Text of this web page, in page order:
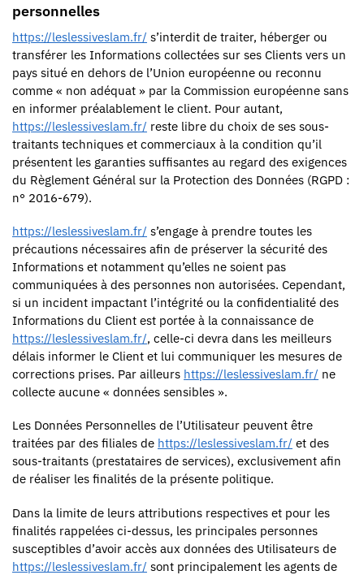
personnelles
https://leslessiveslam.fr/ s’interdit de traiter, héberger ou
transférer les Informations collectées sur ses Clients vers un
pays situé en dehors de l’Union européenne ou reconnu
comme « non adéquat » par la Commission européenne sans
en informer préalablement le client. Pour autant,
https://leslessiveslam.fr/ reste libre du choix de ses sous-
traitants techniques et commerciaux à la condition qu’il
présentent les garanties suffisantes au regard des exigences
du Règlement Général sur la Protection des Données (RGPD :
n° 2016-679).
https://leslessiveslam.fr/ s’engage à prendre toutes les
précautions nécessaires afin de préserver la sécurité des
Informations et notamment qu’elles ne soient pas
communiquées à des personnes non autorisées. Cependant,
si un incident impactant l’intégrité ou la confidentialité des
Informations du Client est portée à la connaissance de
https://leslessiveslam.fr/, celle-ci devra dans les meilleurs
délais informer le Client et lui communiquer les mesures de
corrections prises. Par ailleurs https://leslessiveslam.fr/ ne
collecte aucune « données sensibles ».
Les Données Personnelles de l’Utilisateur peuvent être
traitées par des filiales de https://leslessiveslam.fr/ et des
sous-traitants (prestataires de services), exclusivement afin
de réaliser les finalités de la présente politique.
Dans la limite de leurs attributions respectives et pour les
finalités rappelées ci-dessus, les principales personnes
susceptibles d’avoir accès aux données des Utilisateurs de
https://leslessiveslam.fr/ sont principalement les agents de